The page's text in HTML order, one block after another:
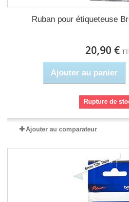
Ruban pour étiqueteuse
20,90 €
Ajouter au panier
Rupture de
Ajouter au comparateur